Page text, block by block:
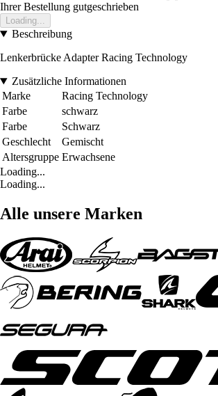
Ihrer Bestellung gutgeschrieben
Loading...
Beschreibung
Lenkerbrücke Adapter Racing Technology
Zusätzliche Informationen
Marke
Racing Technology
Farbe
schwarz
Farbe
Schwarz
Geschlecht
Gemischt
Altersgruppe Erwachsene
Loading...
Loading...
Alle unsere Marken